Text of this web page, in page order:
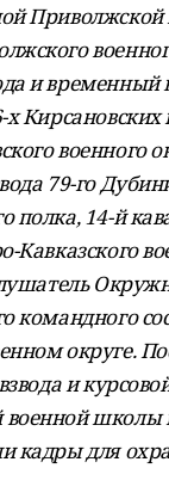
Приволжской
и временный
х
военного
79-го
полка, 14-й
Кавказского
командного
округе.
и
военной школы
кадры для